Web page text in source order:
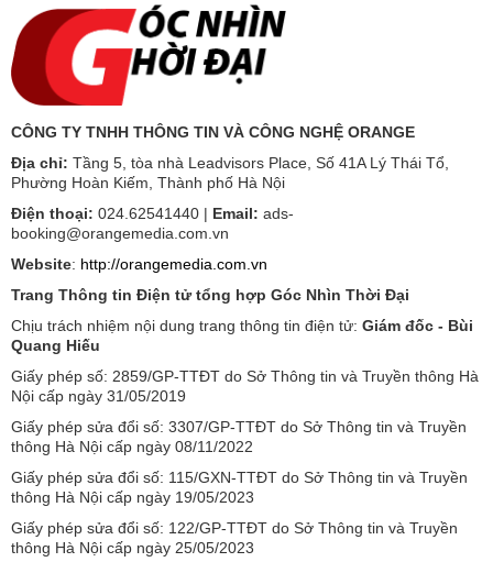
CÔNG TY TNHH THÔNG TIN VÀ CÔNG NGHỆ ORANGE
Địa chỉ: Tầng 5, tòa nhà Leadvisors Place, Số 41A Lý Thái Tổ,
Phường Hoàn Kiếm, Thành phố Hà Nội
Điện thoại: 024.62541440 | Email: ads-
booking@orangemedia.com.vn
Website: http://orangemedia.com.vn
Trang Thông tin Điện tử tổng hợp Góc Nhìn Thời Đại
Chịu trách nhiệm nội dung trang thông tin điện tử: Giám đốc - Bùi
Quang Hiếu
Giấy phép số: 2859/GP-TTĐT do Sở Thông tin và Truyền thông Hà
Nội cấp ngày 31/05/2019
Giấy phép sửa đổi số: 3307/GP-TTĐT do Sở Thông tin và Truyền
thông Hà Nội cấp ngày 08/11/2022
Giấy phép sửa đổi số: 115/GXN-TTĐT do Sở Thông tin và Truyền
thông Hà Nội cấp ngày 19/05/2023
Giấy phép sửa đổi số: 122/GP-TTĐT do Sở Thông tin và Truyền
thông Hà Nội cấp ngày 25/05/2023